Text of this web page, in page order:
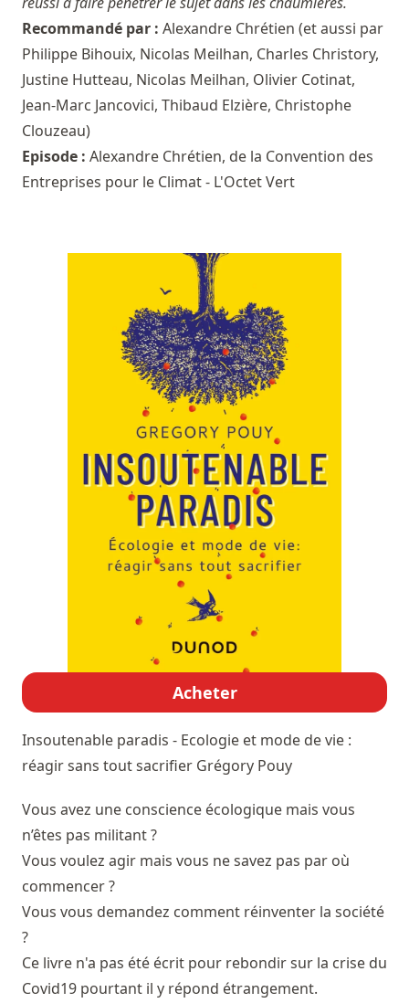
Recommandé par : Alexandre Chrétien (et aussi par
Philippe Bihouix, Nicolas Meilhan, Charles Christory,
Justine Hutteau, Nicolas Meilhan, Olivier Cotinat,
Jean-Marc Jancovici, Thibaud Elzière, Christophe
Clouzeau)
Episode : Alexandre Chrétien, de la Convention des
Entreprises pour le Climat - L'Octet Vert
Acheter
Insoutenable paradis - Ecologie et mode de vie :
réagir sans tout sacrifier Grégory Pouy
Vous avez une conscience écologique mais vous
n’êtes pas militant ?
Vous voulez agir mais vous ne savez pas par où
commencer ?
Vous vous demandez comment réinventer la société
?
Ce livre n'a pas été écrit pour rebondir sur la crise du
Covid19 pourtant il y répond étrangement.